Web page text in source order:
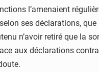
l’amenaient
ses déclarations,
n’avoir retiré que la
aux déclarations